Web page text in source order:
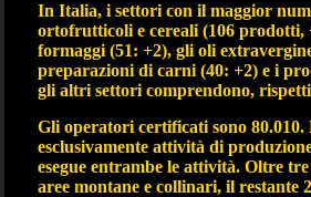
In Italia, i settori con il maggior
ortofrutticoli e cereali (106
formaggi (51: +2), gli oli
preparazioni di carni (40: +2) e i
gli altri settori comprendono,
Gli operatori certificati sono
esclusivamente attività di
esegue entrambe le attività.
aree montane e collinari, il restante